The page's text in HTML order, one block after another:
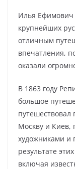
Илья Ефимович
крупнейших
отличным
впечатления,
оказали
В 1863 году
большое
Москву и Киев,
художниками и
результате
включая